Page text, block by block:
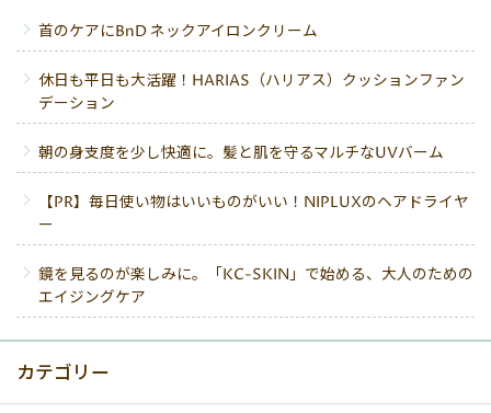
首のケアにBnD ネックアイロンクリーム
休日も平日も大活躍！HARIAS（ハリアス）クッションファン
デーション
朝の身支度を少し快適に。髪と肌を守るマルチなUVバーム
【PR】毎日使い物はいいものがいい！NIPLUXのヘアドライヤ
ー
鏡を見るのが楽しみに。「KC-SKIN」で始める、大人のための
エイジングケア
カテゴリー